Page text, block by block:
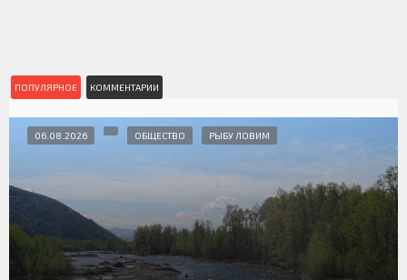
ПОПУЛЯРНОЕ КОММЕНТАРИИ
06.08.2026 ОБЩЕСТВО РЫБУ ЛОВИМ